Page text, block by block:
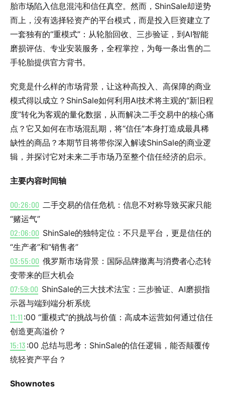
胎市场陷入信息混沌和信任真空。然而，ShinSale却逆势
而上，没有选择轻资产的平台模式，而是投入巨资建立了
一套独有的“重模式”：从轮胎回收、三步验证，到AI智能
磨损评估、专业安装服务，全程掌控，为每一条出售的二
手轮胎提供官方背书。
究竟是什么样的市场背景，让这种高投入、高保障的商业
模式得以成立？ShinSale如何利用AI技术将主观的“新旧程
度”转化为客观的量化数据，从而解决二手交易中的核心痛
点？它又如何在市场混乱期，将“信任”本身打造成最具稀
缺性的商品？本期节目将带你深入解读ShinSale的商业逻
辑，并探讨它对未来二手市场乃至整个信任经济的启示。
主要内容时间轴
00:26:00 二手交易的信任危机：信息不对称导致买家只能
“赌运气”
02:06:00 ShinSale的独特定位：不只是平台，更是信任的
“生产者”和“销售者”
03:55:00 俄罗斯市场背景：国际品牌撤离与消费者心态转
变带来的巨大机会
07:59:00 ShinSale的三大技术法宝：三步验证、AI磨损指
示器与端到端分析系统
11:11 :00 “重模式”的挑战与价值：高成本运营如何通过信任
创造更高溢价？
15:13 :00 总结与思考：ShinSale的信任逻辑，能否颠覆传
统轻资产平台？
Shownotes